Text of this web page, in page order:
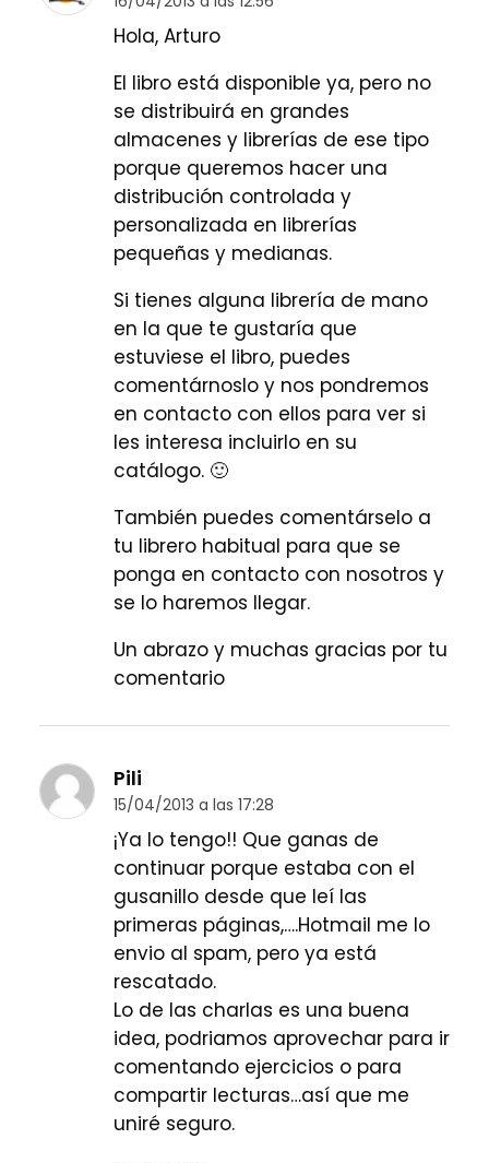
Hola, Arturo
El libro está disponible ya, pero no
se distribuirá en grandes
almacenes y librerías de ese tipo
porque queremos hacer una
distribución controlada y
personalizada en librerías
pequeñas y medianas.
Si tienes alguna librería de mano
en la que te gustaría que
estuviese el libro, puedes
comentárnoslo y nos pondremos
en contacto con ellos para ver si
les interesa incluirlo en su
catálogo. 🙂
También puedes comentárselo a
tu librero habitual para que se
ponga en contacto con nosotros y
se lo haremos llegar.
Un abrazo y muchas gracias por tu
comentario
Pili
15/04/2013 a las 17:28
¡Ya lo tengo!! Que ganas de
continuar porque estaba con el
gusanillo desde que leí las
primeras páginas,….Hotmail me lo
envio al spam, pero ya está
rescatado.
Lo de las charlas es una buena
idea, podriamos aprovechar para ir
comentando ejercicios o para
compartir lecturas…así que me
uniré seguro.